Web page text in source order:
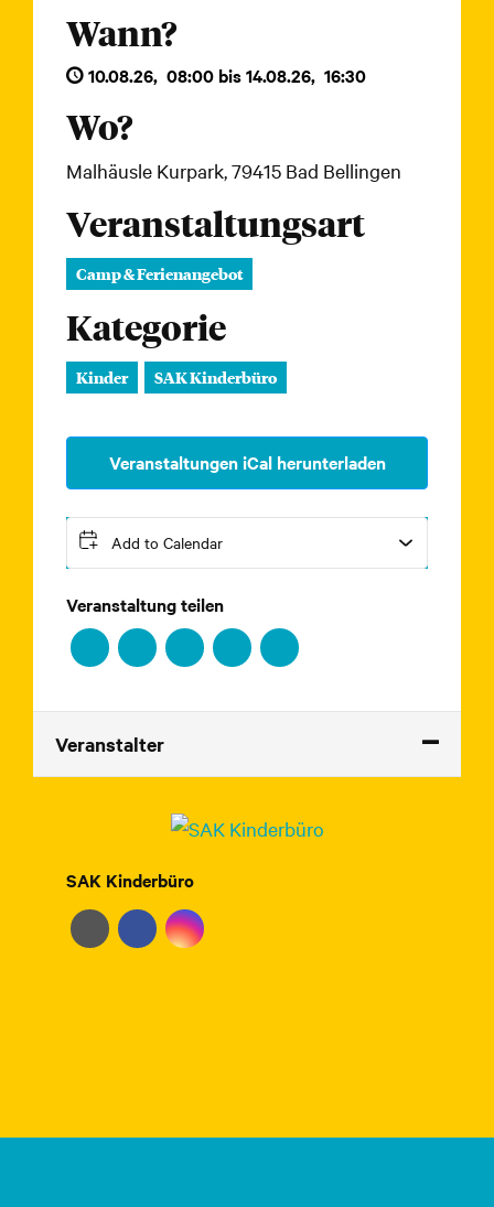
Wann?
10.08.26, 08:00 bis14.08.26, 16:30
Wo?
Malhäusle Kurpark, 79415 Bad Bellingen
Veranstaltungsart
Camp & Ferienangebot
Kategorie
Kinder SAK Kinderbüro
Veranstaltungen iCal herunterladen
Add to Calendar
Veranstaltung teilen
Veranstalter
SAK Kinderbüro